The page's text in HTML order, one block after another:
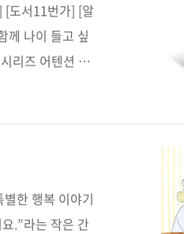
[도서11번가] [알
께 나이 들고 싶
리즈 어텐션 시
제 본
들어 줄 포근한
한 행복 이야기
.”라는 작은 간